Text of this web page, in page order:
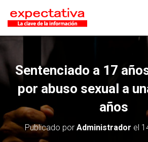
Sentenciado a 17
por abuso sexual a
años
Publicado por Administrador el